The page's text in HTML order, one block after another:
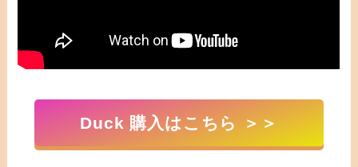
Duck 購入はこちら ＞＞